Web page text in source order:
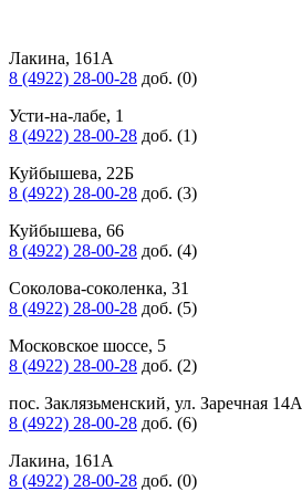
Лакина, 161А
8 (4922) 28-00-28 доб. (0)
Усти-на-лабе, 1
8 (4922) 28-00-28 доб. (1)
Куйбышева, 22Б
8 (4922) 28-00-28 доб. (3)
Куйбышева, 66
8 (4922) 28-00-28 доб. (4)
Соколова-соколенка, 31
8 (4922) 28-00-28 доб. (5)
Московское шоссе, 5
8 (4922) 28-00-28 доб. (2)
пос. Заклязьменский, ул. Заречная 14А
8 (4922) 28-00-28 доб. (6)
Лакина, 161А
8 (4922) 28-00-28 доб. (0)